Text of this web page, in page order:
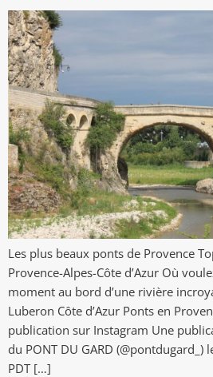
Les plus beaux ponts de Provence
Provence-Alpes-Côte d’Azur Où
moment au bord d’une rivière
Luberon Côte d’Azur Ponts en
publication sur Instagram Une
du PONT DU GARD (@pontdugard_)
PDT […]